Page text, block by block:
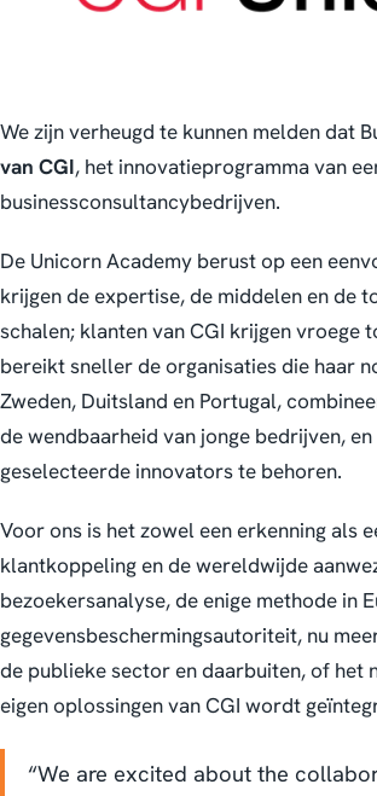
We zijn verheugd te kunnen melden dat
van CGI, het innovatieprogramma van
businessconsultancybedrijven.
De Unicorn Academy berust op een
krijgen de expertise, de middelen en de
schalen; klanten van CGI krijgen vroege
bereikt sneller de organisaties die haar
Zweden, Duitsland en Portugal,
de wendbaarheid van jonge bedrijven,
geselecteerde innovators te behoren.
Voor ons is het zowel een erkenning als
klantkoppeling en de wereldwijde
bezoekersanalyse, de enige methode in
gegevensbeschermingsautoriteit, nu
de publieke sector en daarbuiten, of het
eigen oplossingen van CGI wordt
“We are excited about the